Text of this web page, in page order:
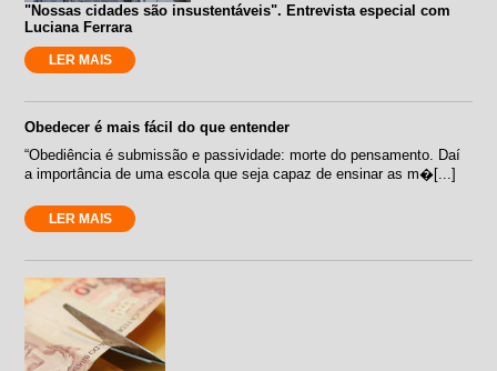
"Nossas cidades são insustentáveis". Entrevista especial com
Luciana Ferrara
LER MAIS
Obedecer é mais fácil do que entender
“Obediência é submissão e passividade: morte do pensamento. Daí
a importância de uma escola que seja capaz de ensinar as m�[...]
LER MAIS